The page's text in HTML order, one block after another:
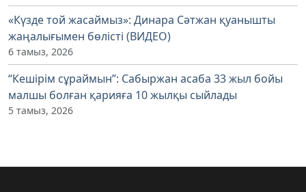
«Күзде той жасаймыз»: Динара Сәтжан қуанышты
жаңалығымен бөлісті (ВИДЕО)
6 тамыз, 2026
“Кешірім сұраймын”: Сабыржан асаба 33 жыл бойы
малшы болған қарияға 10 жылқы сыйлады
5 тамыз, 2026